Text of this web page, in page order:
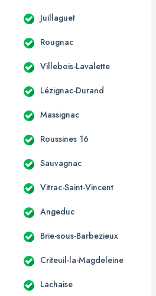
Juillaguet
Rougnac
Villebois-Lavalette
Lézignac-Durand
Massignac
Roussines 16
Sauvagnac
Vitrac-Saint-Vincent
Angeduc
Brie-sous-Barbezieux
Criteuil-la-Magdeleine
Lachaise